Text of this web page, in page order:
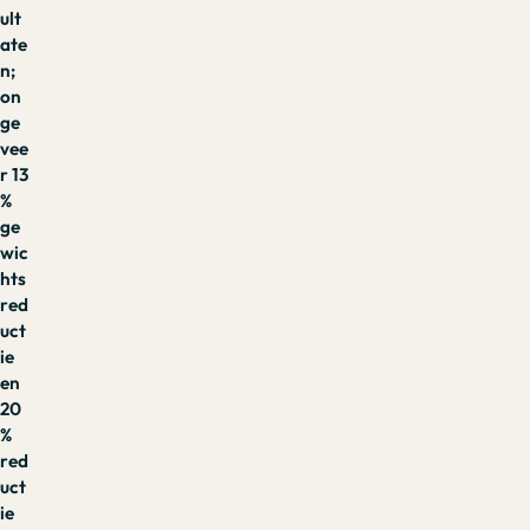
ult
ate
n;
on
ge
vee
r 13
%
ge
wic
hts
red
uct
ie
en
20
%
red
uct
ie